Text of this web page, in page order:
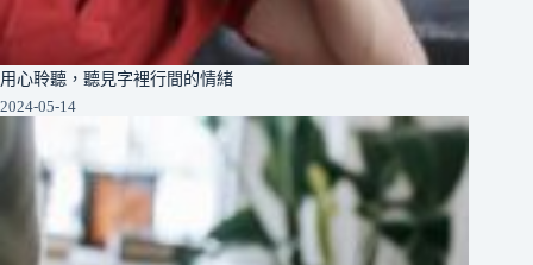
用心聆聽，聽見字裡行間的情緒
2024-05-14